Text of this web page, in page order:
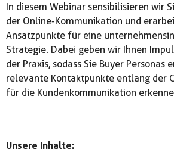
In diesem Webinar sensibilisieren wir
der Online-Kommunikation und
Ansatzpunkte für eine
Strategie. Dabei geben wir Ihnen
der Praxis, sodass Sie Buyer Personas
relevante Kontaktpunkte entlang der
für die Kundenkommunikation
Unsere Inhalte: